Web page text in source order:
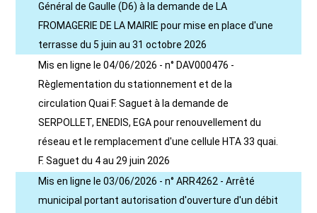
Général de Gaulle (D6) à la demande de LA
FROMAGERIE DE LA MAIRIE pour mise en place d'une
terrasse du 5 juin au 31 octobre 2026
Mis en ligne le 04/06/2026 - n° DAV000476 -
Règlementation du stationnement et de la
circulation Quai F. Saguet à la demande de
SERPOLLET, ENEDIS, EGA pour renouvellement du
réseau et le remplacement d'une cellule HTA 33 quai.
F. Saguet du 4 au 29 juin 2026
Mis en ligne le 03/06/2026 - n° ARR4262 - Arrêté
municipal portant autorisation d'ouverture d'un débit